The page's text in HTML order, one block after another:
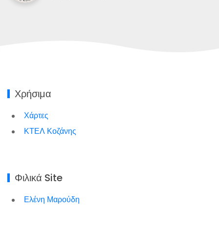
Χρήσιμα
Χάρτες
ΚΤΕΛ Κοζάνης
Φιλικά Site
Ελένη Μαρούδη